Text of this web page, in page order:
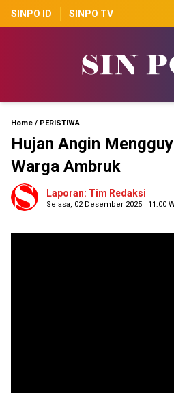
SINPO ID SINPO TV
Home / PERISTIWA
Hujan Angin
Warga Ambruk
Laporan: Tim Redaksi
Selasa, 02 Desember 2025 | 11:00